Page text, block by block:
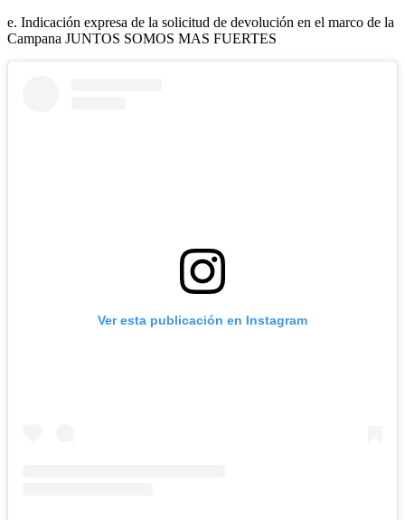
e. Indicación expresa de la solicitud de devolución en el marco de la
Campana JUNTOS SOMOS MAS FUERTES
Ver esta publicación en Instagram